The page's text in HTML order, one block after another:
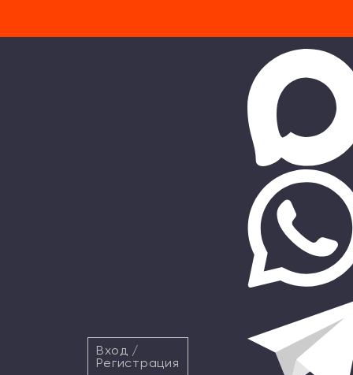
Вход /
Регистрация